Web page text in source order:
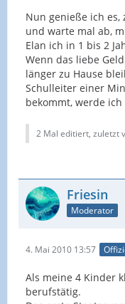
Nun genieße ich
und warte mal ab,
Elan ich in 1 bis 2
Wenn das liebe
länger zu Hause
Schulleiter einer
bekommt, werde
2 Mal editiert, zuletzt
Friesin
Moderator
4. Mai 2010 13:57
Als meine 4 Kinder
berufstätig.